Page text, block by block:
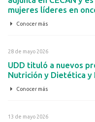
mujeres líderes en
Conocer más
28 de mayo 2026
UDD tituló a nuevos
Nutrición y Dietética y
Conocer más
13 de mayo 2026